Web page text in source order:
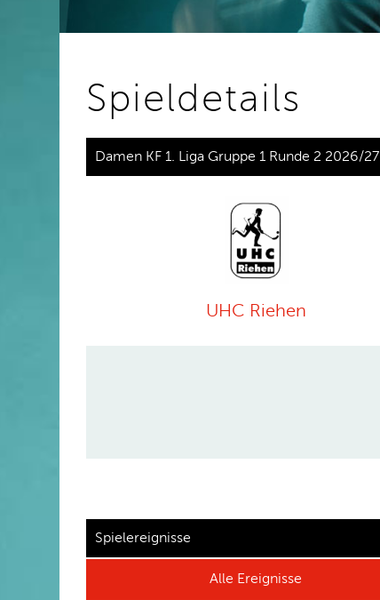
Spieldetails
Damen KF 1. Liga Gruppe 1 Runde 2 2026/27
UHC Riehen
Spielereignisse
Alle Ereignisse